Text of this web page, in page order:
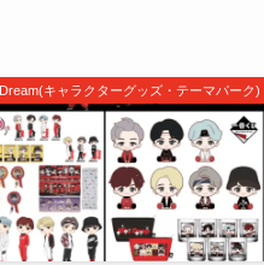
Dream(キャラクターグッズ・テーマパーク)